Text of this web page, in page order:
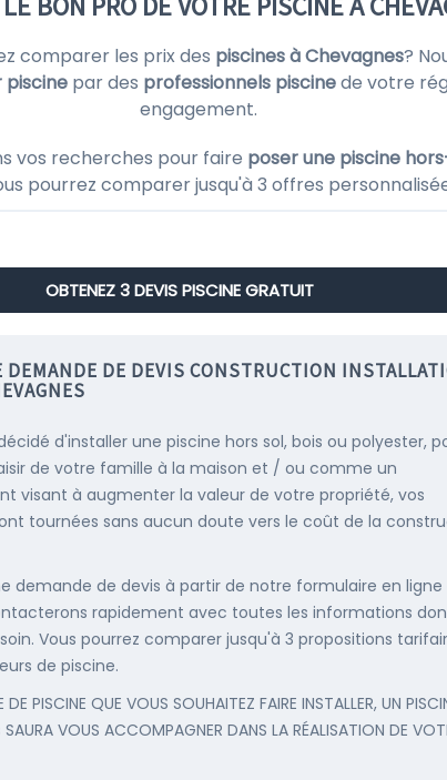
comparer les prix des piscines à Chevagnes?
piscinepar des professionnels piscinede votre
engagement.
vos recherches pour faire poser une piscine
pourrez comparer jusqu'à 3 offres
OBTENEZ 3 DEVIS PISCINE GRATUIT
DEMANDE DE DEVIS CONSTRUCTION
d'installer une piscine hors sol, bois ou polyester,
de votre famille à la maison et / ou comme un
visant à augmenter la valeur de votre propriété, vos
tournées sans aucun doute vers le coût de la
demande de devis à partir de notre formulaire en ligne
rapidement avec toutes les informations
Vous pourrez comparer jusqu'à 3 propositions
de piscine.
DE PISCINE QUE VOUS SOUHAITEZ FAIRE INSTALLER, UN
VOUS ACCOMPAGNER DANS LA RÉALISATION DE